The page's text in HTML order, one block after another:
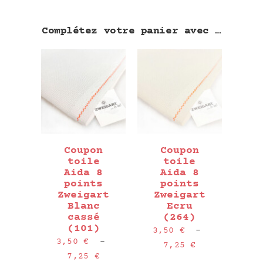
Complétez votre panier avec …
A
VARIATIONS.
OPTIONS
PEUVENT
SUR
PAGE
DU
PRODUIT
Coupon
toile
Aida 8
points
Zweigart
Blanc
cassé
(101)
3,50€
–
7,25 €Plage
A
VARIATIONS.
PEUVENT
CHOISIES
DU
Coupon
toile
Aida 8
points
Zweigart
Ecru
(264)
3,50 €
–
7,25€